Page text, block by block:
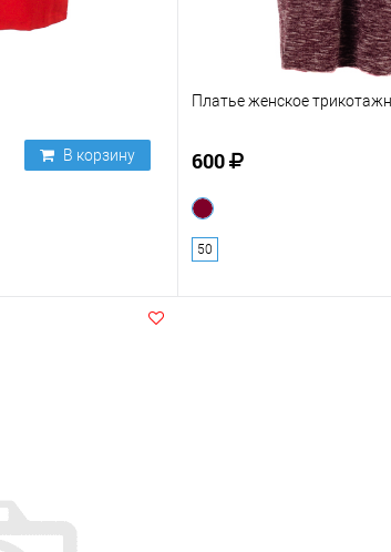
В корзину
Платье женское
600
50